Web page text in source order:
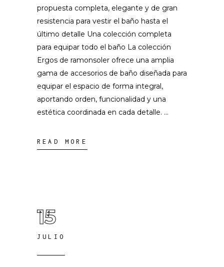
propuesta completa, elegante y de gran
resistencia para vestir el baño hasta el
último detalle Una colección completa
para equipar todo el baño La colección
Ergos de ramonsoler ofrece una amplia
gama de accesorios de baño diseñada para
equipar el espacio de forma integral,
aportando orden, funcionalidad y una
estética coordinada en cada detalle.
READ MORE
15
JULIO